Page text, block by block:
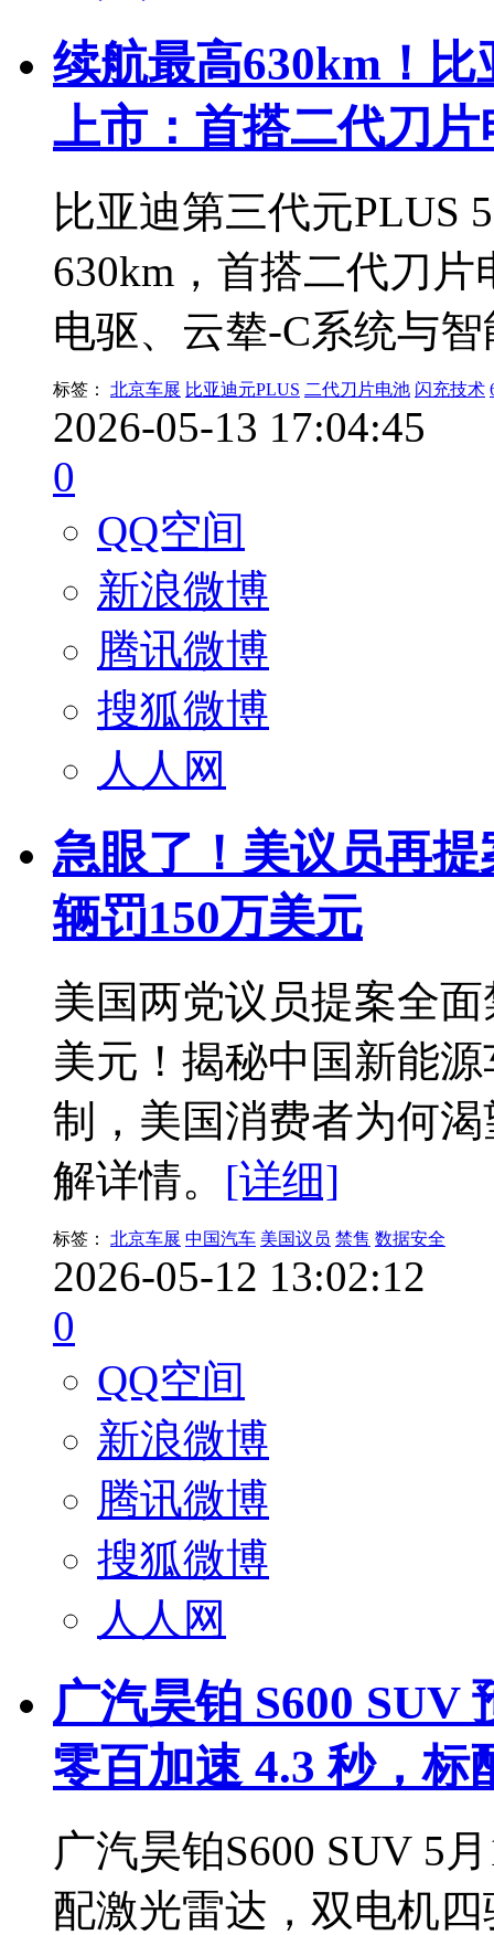
续航最高630km！比
上市：首搭二代刀
比亚迪第三代元PLUS
630km，首搭二代刀
电驱、云辇-C系统与
标签： 北京车展 比亚迪元PLUS 二代刀片电池 闪充技术
2026-05-13 17:04:45
0
QQ空间
新浪微博
腾讯微博
搜狐微博
人人网
急眼了！美议员再
辆罚150万美元
美国两党议员提案全
美元！揭秘中国新能
制，美国消费者为何
解详情。 [详细]
标签： 北京车展 中国汽车 美国议员 禁售 数据安全
2026-05-12 13:02:12
0
QQ空间
新浪微博
腾讯微博
搜狐微博
人人网
广汽昊铂 S600 SUV
零百加速 4.3 秒，标
广汽昊铂S600 SUV 5
配激光雷达，双电机